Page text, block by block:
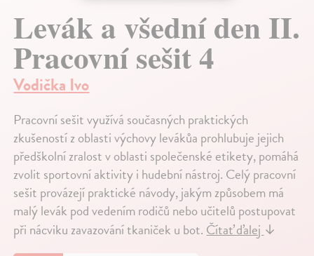
Levák a všední den II.
Pracovní sešit 4
Vodička Ivo
Pracovní sešit využívá současných praktických
zkušeností z oblasti výchovy levákůa prohlubuje jejich
předškolní zralost v oblasti společenské etikety, pomáhá
zvolit sportovní aktivity i hudební nástroj. Celý pracovní
sešit provázejí praktické návody, jakým způsobem má
malý levák pod vedením rodičů nebo učitelů postupovat
při nácviku zavazování tkaniček u bot.Čítať ďalej↓